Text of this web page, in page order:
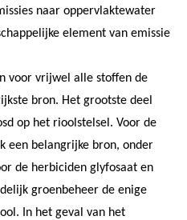
naar oppervlaktewater
element van emissie
voor vrijwel alle stoffen de
bron. Het grootste deel
op het rioolstelsel. Voor de
een belangrijke bron, onder
de herbiciden glyfosaat en
groenbeheer de enige
In het geval van het